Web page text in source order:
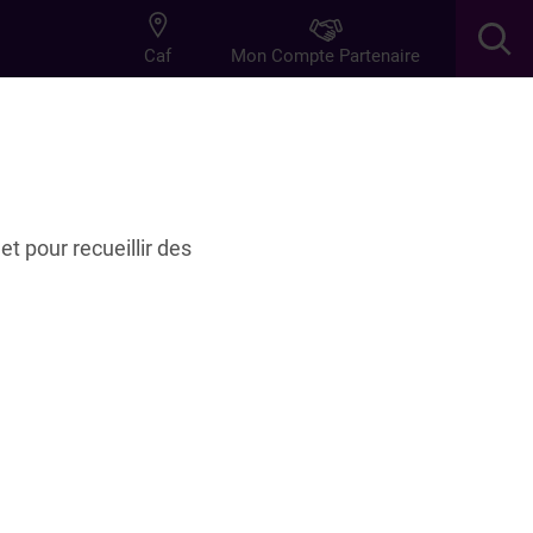
pour recueillir des
Caf Mon Compte Partenaire